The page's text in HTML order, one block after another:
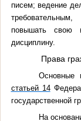
писем; ведение
повышать свою
дисциплину.
Права
Основные
статьей 14
государственной
На